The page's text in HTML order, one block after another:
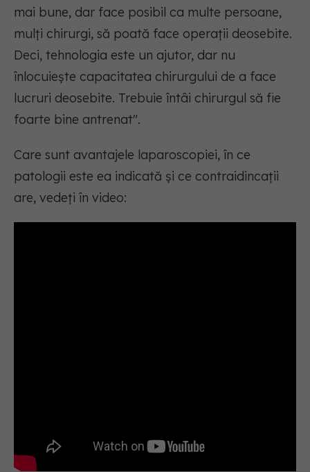
mai bune, dar face posibil ca multe persoane,
mulți chirurgi, să poată face operații deosebite.
Deci, tehnologia este un ajutor, dar nu
înlocuiește capacitatea chirurgului de a face
lucruri deosebite. Trebuie întâi chirurgul să fie
foarte bine antrenat".
Care sunt avantajele laparoscopiei, în ce
patologii este ea indicată și ce contraidincații
are, vedeți în video: